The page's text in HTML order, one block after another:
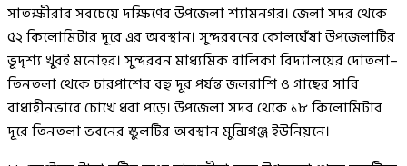
সাতক্ষীরার সবচেয়ে দক্ষিণের উপজেলা শ্যামনগর। জেলা সদর থেকে
৫২ কিলোমিটার দূরে এর অবস্থান। সুন্দরবনের কোলঘেঁষা উপজেলাটির
ভূদৃশ্য খুবই মনোহর। সুন্দরবন মাধ্যমিক বালিকা বিদ্যালয়ের দোতলা–
তিনতলা থেকে চারপাশের বহু দূর পর্যন্ত জলরাশি ও গাছের সারি
বাধাহীনভাবে চোখে ধরা পড়ে। উপজেলা সদর থেকে ১৮ কিলোমিটার
দূরে তিনতলা ভবনের স্কুলটির অবস্থান মুন্সিগঞ্জ ইউনিয়নে।